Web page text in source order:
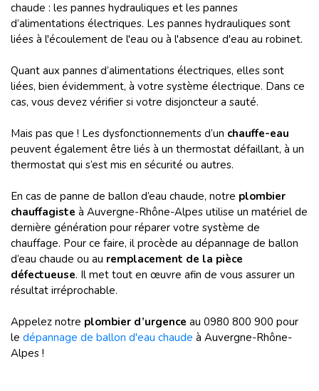
chaude : les pannes hydrauliques et les pannes
d’alimentations électriques. Les pannes hydrauliques sont
liées à l'écoulement de l'eau ou à l'absence d'eau au robinet.
Quant aux pannes d’alimentations électriques, elles sont
liées, bien évidemment, à votre système électrique. Dans ce
cas, vous devez vérifier si votre disjoncteur a sauté.
Mais pas que ! Les dysfonctionnements d’un chauffe-eau
peuvent également être liés à un thermostat défaillant, à un
thermostat qui s’est mis en sécurité ou autres.
En cas de panne de ballon d’eau chaude, notre plombier
chauffagiste à Auvergne-Rhône-Alpes utilise un matériel de
dernière génération pour réparer votre système de
chauffage. Pour ce faire, il procède au dépannage de ballon
d’eau chaude ou au remplacement de la pièce
défectueuse. Il met tout en œuvre afin de vous assurer un
résultat irréprochable.
Appelez notre plombier d’urgence au 0980 800 900 pour
le dépannage de ballon d'eau chaude à Auvergne-Rhône-
Alpes !